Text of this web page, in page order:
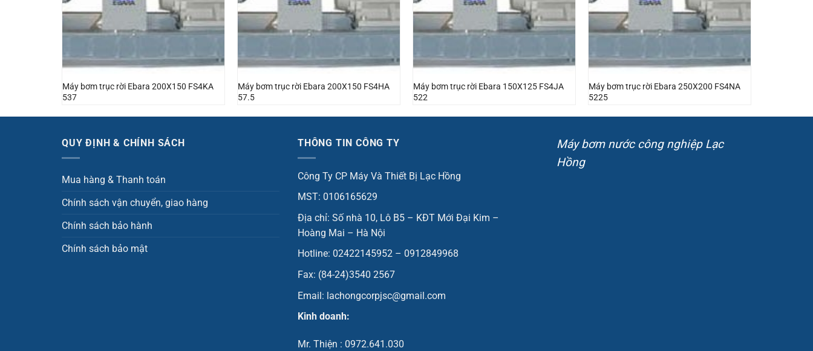
Máy bơm trục rời Ebara 200X150 FS4KA
537
Máy bơm trục rời Ebara 200X150 FS4HA
57.5
Máy bơm trục rời Ebara 150X125 FS4JA
522
Máy bơm trục rời Ebara 250X200 FS4NA
5225
QUY ĐỊNH & CHÍNH SÁCH
Mua hàng & Thanh toán
Chính sách vận chuyển, giao hàng
Chính sách bảo hành
Chính sách bảo mật
THÔNG TIN CÔNG TY
Công Ty CP Máy Và Thiết Bị Lạc Hồng
MST: 0106165629
Địa chỉ: Số nhà 10, Lô B5 – KĐT Mới Đại Kim –
Hoàng Mai – Hà Nội
Hotline: 02422145952 – 0912849968
Fax: (84-24)3540 2567
Email: lachongcorpjsc@gmail.com
Kinh doanh:
Mr. Thiện : 0972.641.030
Máy bơm nước công nghiệp Lạc
Hồng